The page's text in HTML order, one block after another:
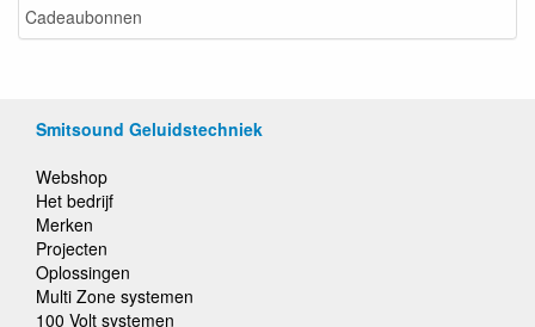
Cadeaubonnen
Smitsound Geluidstechniek
Webshop
Het bedrijf
Merken
Projecten
Oplossingen
Multi Zone systemen
100 Volt systemen